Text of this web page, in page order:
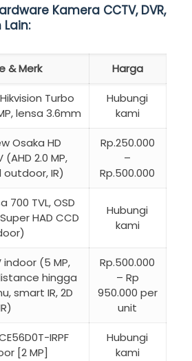
Kamera CCTV, DVR,
& Merk Harga
Turbo
lensa 3.6mm
Hubungi
kami
Osaka HD
2.0 MP,
IR)
Rp.250.000
–
Rp.500.000
700 TVL, OSD
HAD CCD
Hubungi
kami
(5 MP,
hingga
smart IR, 2D
Rp.500.000
– Rp
950.000 per
unit
IRPF
[2 MP]
Hubungi
kami